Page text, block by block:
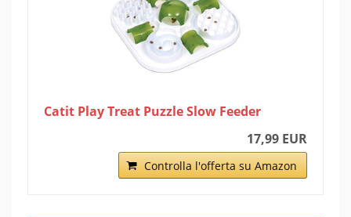
Catit Play Treat Puzzle Slow Feeder
17,99 EUR
Controlla l'offerta su Amazon